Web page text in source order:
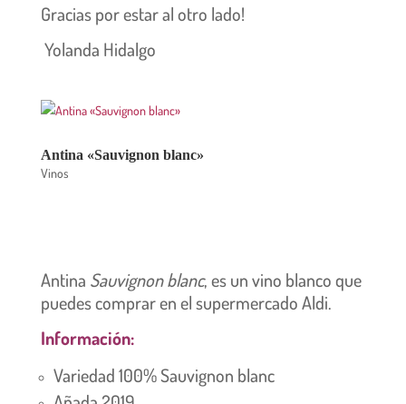
Gracias por estar al otro lado!
Yolanda Hidalgo
Antina «Sauvignon blanc»
Vinos
Antina Sauvignon blanc, es un vino blanco que
puedes comprar en el supermercado Aldi.
Información:
Variedad 100% Sauvignon blanc